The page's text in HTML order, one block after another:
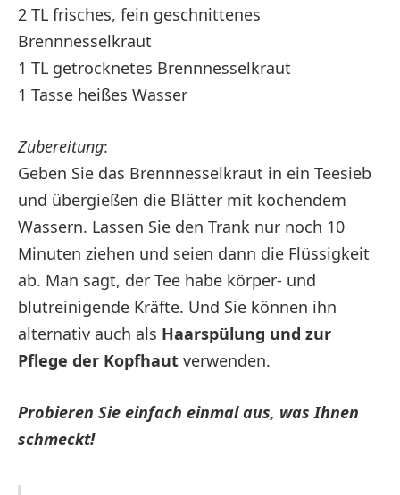
2 TL frisches, fein geschnittenes
Brennnesselkraut
1 TL getrocknetes Brennnesselkraut
1 Tasse heißes Wasser
Zubereitung:
Geben Sie das Brennnesselkraut in ein Teesieb
und übergießen die Blätter mit kochendem
Wassern. Lassen Sie den Trank nur noch 10
Minuten ziehen und seien dann die Flüssigkeit
ab. Man sagt, der Tee habe körper- und
blutreinigende Kräfte. Und Sie können ihn
alternativ auch als Haarspülung und zur
Pflege der Kopfhaut verwenden.
Probieren Sie einfach einmal aus, was Ihnen
schmeckt!